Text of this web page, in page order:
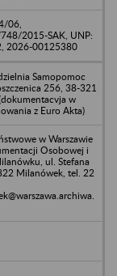
06,
2015-SAK, UNP:
2026-00125380
Samopomoc
256, 38-321
w
z Euro Akta)
w Warszawie
Osobowej i
ul. Stefana
Milanówek, tel. 22